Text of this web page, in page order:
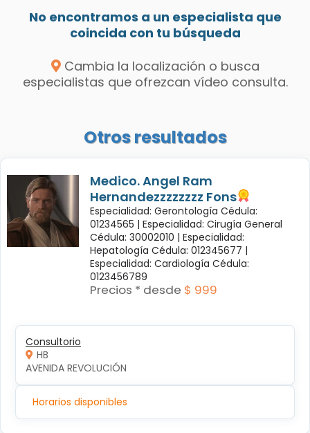
No encontramos a un especialista que
coincida con tu búsqueda
Cambia la localización o busca
especialistas que ofrezcan vídeo consulta.
Otros resultados
Medico. Angel Ram
Hernandezzzzzzzz Fons
Especialidad: Gerontología Cédula:
01234565 | Especialidad: Cirugía General
Cédula: 30002010 | Especialidad:
Hepatología Cédula: 012345677 |
Especialidad: Cardiología Cédula:
0123456789
Precios * desde $ 999
Consultorio
HB
AVENIDA REVOLUCIÓN
Horarios disponibles